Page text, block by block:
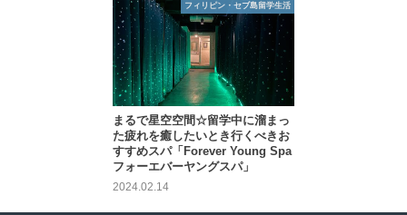
フィリピン・セブ島留学生活
まるで星空空間☆留学中に溜まっ
た疲れを癒したいとき行くべきお
すすめスパ「Forever Young Spa
フォーエバーヤングスパ」
2024.02.14